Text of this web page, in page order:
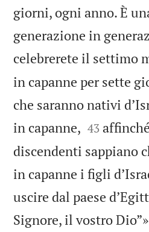
giorni, ogni anno. È
generazione in
celebrerete il settimo
in capanne per sette
che saranno nativi
in capanne, 

43
discendenti sappiano
in capanne i figli
uscire dal paese
Signore, il vostro